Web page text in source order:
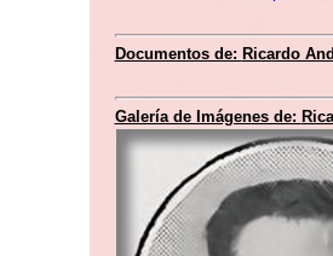
Documentos de: Ricardo
Galería de Imágenes de: